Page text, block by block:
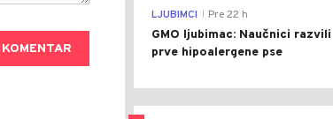
LJUBIMCI Pre 22 h
GMO ljubimac: Naučnici razvili
prve hipoalergene pse